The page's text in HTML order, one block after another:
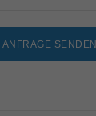
ANFRAGE SENDEN